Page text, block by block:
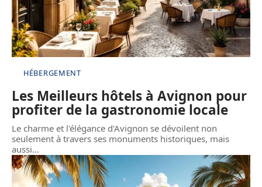
HÉBERGEMENT
Les Meilleurs hôtels à Avignon pour
profiter de la gastronomie locale
Le charme et l'élégance d'Avignon se dévoilent non
seulement à travers ses monuments historiques, mais
aussi…